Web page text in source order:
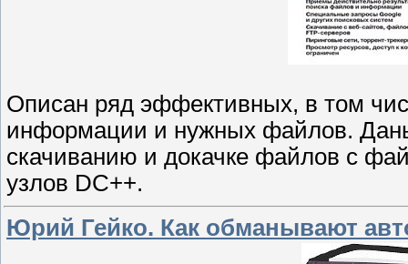
Описан ряд эффективных, в том
информации и нужных файлов.
скачиванию и докачке файлов с
узлов DC++.
Юрий Гейко. Как обманывают